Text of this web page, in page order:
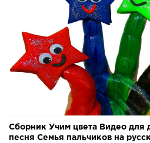
Сборник Учим цвета Видео для
песня Семья пальчиков на